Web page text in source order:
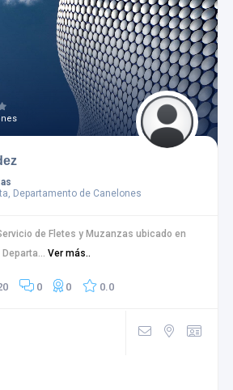
Departamento de Canelones
de Fletes y Muzanzas ubicado en
Ver más..
0 0 0.0